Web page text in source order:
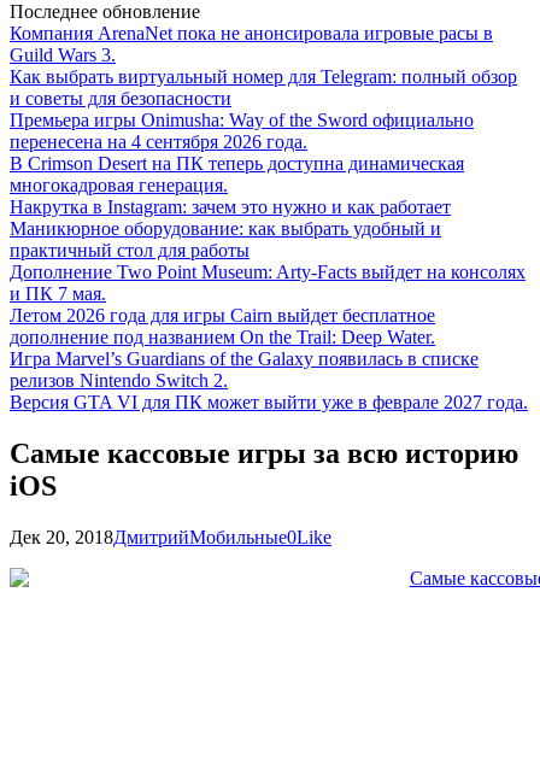
Последнее обновление
Компания ArenaNet пока не анонсировала игровые расы в
Guild Wars 3.
Как выбрать виртуальный номер для Telegram: полный обзор
и советы для безопасности
Премьера игры Onimusha: Way of the Sword официально
перенесена на 4 сентября 2026 года.
В Crimson Desert на ПК теперь доступна динамическая
многокадровая генерация.
Накрутка в Instagram: зачем это нужно и как работает
Маникюрное оборудование: как выбрать удобный и
практичный стол для работы
Дополнение Two Point Museum: Arty-Facts выйдет на консолях
и ПК 7 мая.
Летом 2026 года для игры Cairn выйдет бесплатное
дополнение под названием On the Trail: Deep Water.
Игра Marvel’s Guardians of the Galaxy появилась в списке
релизов Nintendo Switch 2.
Версия GTA VI для ПК может выйти уже в феврале 2027 года.
Самые кассовые игры за всю историю
iOS
Дек 20, 2018ДмитрийМобильные0Like